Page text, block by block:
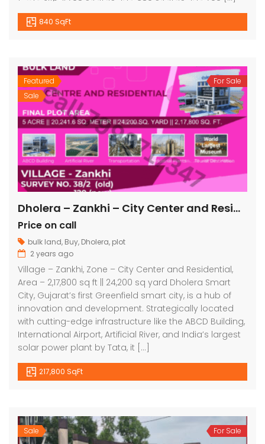
840 SqFt
Featured
Sale
For Sale
Dholera – Zankhi – City Center and Residential – 2,17,800 sq ft || 24,200 sq yard
Price on call
bulk land, Buy, Dholera, plot
2 years ago
Village – Zankhi, Zone – City Center and Residential,
Area – 2,17,800 sq ft || 24,200 sq yard Dholera Smart
City, Gujarat’s first Greenfield smart city, is a hub of
innovation and development. Strategically located
with cutting-edge infrastructure like the ABCD Building,
International Airport, Artificial River, and India’s largest
solar power plant by Tata, it […]
217,800 SqFt
Sale For Sale